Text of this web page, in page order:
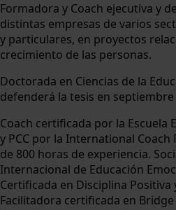
Formadora y Coach ejecutiva y
distintas empresas de varios
y particulares, en proyectos
crecimiento de las personas.
Doctorada en Ciencias de la
defenderá la tesis en septiembre
Coach certificada por la Escuela
y PCC por la International Coach
de 800 horas de experiencia.
Internacional de Educación
Certificada en Disciplina Positiva
Facilitadora certificada en